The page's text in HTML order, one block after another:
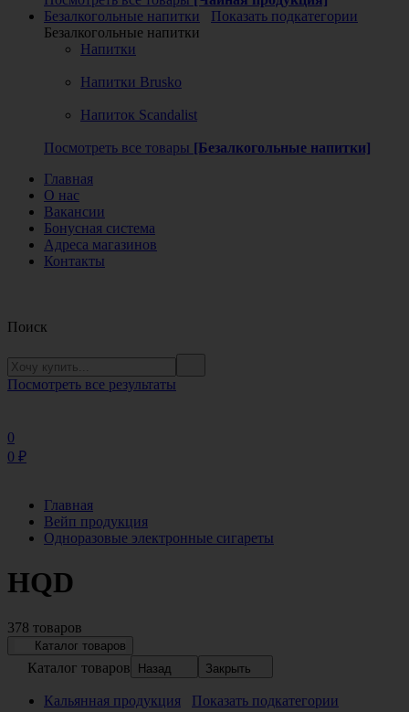
Безалкогольные напитки
Показать подкатегории
Безалкогольные напитки
Напитки
Напитки Brusko
Напиток Scandalist
Посмотреть все товары [Безалкогольные напитки]
Главная
О нас
Вакансии
Бонусная система
Адреса магазинов
Контакты
Поиск
Посмотреть все результаты
0
0 ₽
Главная
Вейп продукция
Одноразовые электронные сигареты
HQD
378 товаров
Каталог товаров
Каталог товаров Назад Закрыть
Кальянная продукция
Показать подкатегории